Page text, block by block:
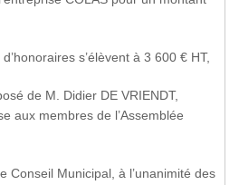
s’élèvent à 3 600 € HT,
de M. Didier DE VRIENDT,
aux membres de l’Assemblée
Conseil Municipal, à l’unanimité des